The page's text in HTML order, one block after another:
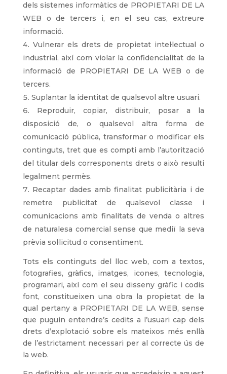
dels sistemes informàtics de PROPIETARI DE LA
WEB o de tercers i, en el seu cas, extreure
informació.
Vulnerar els drets de propietat intel·lectual o
industrial, així com violar la confidencialitat de la
informació de PROPIETARI DE LA WEB o de
tercers.
Suplantar la identitat de qualsevol altre usuari.
Reproduir, copiar, distribuir, posar a la
disposició de, o qualsevol altra forma de
comunicació pública, transformar o modificar els
continguts, tret que es compti amb l’autorització
del titular dels corresponents drets o això resulti
legalment permès.
Recaptar dades amb finalitat publicitària i de
remetre publicitat de qualsevol classe i
comunicacions amb finalitats de venda o altres
de naturalesa comercial sense que mediï la seva
prèvia sol·licitud o consentiment.
Tots els continguts del lloc web, com a textos,
fotografies, gràfics, imatges, icones, tecnologia,
programari, així com el seu disseny gràfic i codis
font, constitueixen una obra la propietat de la
qual pertany a PROPIETARI DE LA WEB, sense
que puguin entendre’s cedits a l’usuari cap dels
drets d’explotació sobre els mateixos més enllà
de l’estrictament necessari per al correcte ús de
la web.